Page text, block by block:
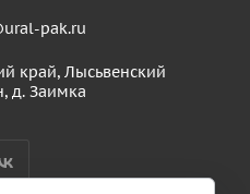
pak.ru
край, Лысьвенский
д. Заимка